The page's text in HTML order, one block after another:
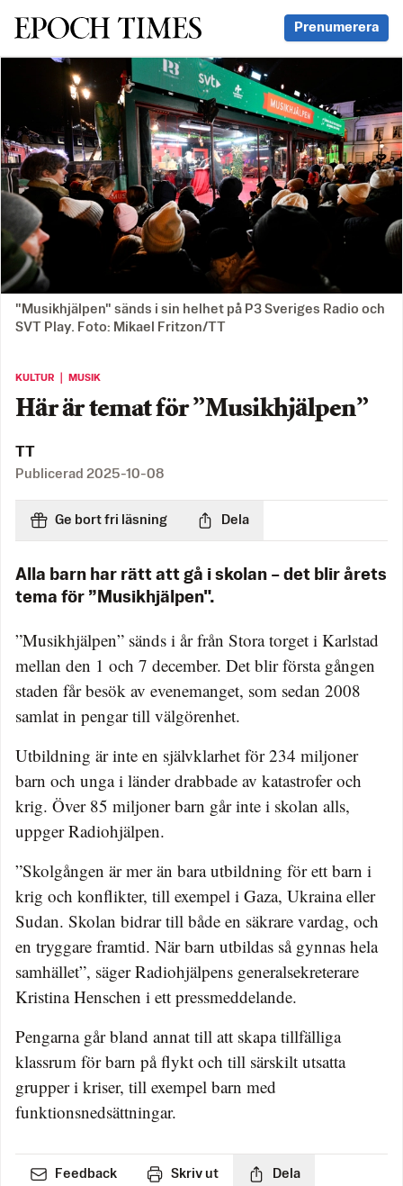
Svenska Epoch Times Prenumerera
"Musikhjälpen" sänds i sin helhet på P3 Sveriges Radio och
SVT Play. Foto: Mikael Fritzon/TT
KULTUR ｜ MUSIK
Här är temat för ”Musikhjälpen”
TT
Publicerad 2025-10-08
Ge bort fri läsning Dela
Alla barn har rätt att gå i skolan – det blir årets
tema för ”Musikhjälpen".
”Musikhjälpen” sänds i år från Stora torget i Karlstad
mellan den 1 och 7 december. Det blir första gången
staden får besök av evenemanget, som sedan 2008
samlat in pengar till välgörenhet.
Utbildning är inte en självklarhet för 234 miljoner
barn och unga i länder drabbade av katastrofer och
krig. Över 85 miljoner barn går inte i skolan alls,
uppger Radiohjälpen.
”Skolgången är mer än bara utbildning för ett barn i
krig och konflikter, till exempel i Gaza, Ukraina eller
Sudan. Skolan bidrar till både en säkrare vardag, och
en tryggare framtid. När barn utbildas så gynnas hela
samhället”, säger Radiohjälpens generalsekreterare
Kristina Henschen i ett pressmeddelande.
Pengarna går bland annat till att skapa tillfälliga
klassrum för barn på flykt och till särskilt utsatta
grupper i kriser, till exempel barn med
funktionsnedsättningar.
Feedback Skriv ut Dela